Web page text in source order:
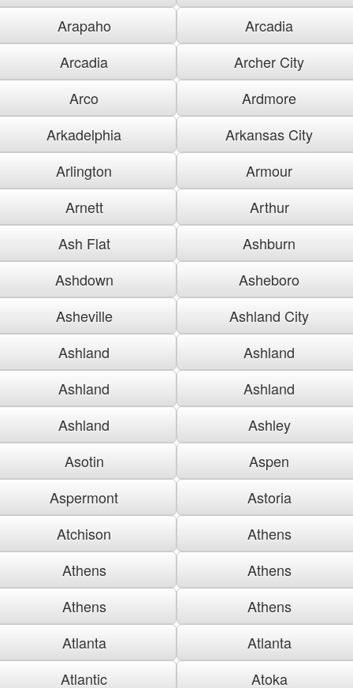
Arapaho
Arcadia
Arcadia
Archer City
Arco
Ardmore
Arkadelphia
Arkansas City
Arlington
Armour
Arnett
Arthur
Ash Flat
Ashburn
Ashdown
Asheboro
Asheville
Ashland City
Ashland
Ashland
Ashland
Ashland
Ashland
Ashley
Asotin
Aspen
Aspermont
Astoria
Atchison
Athens
Athens
Athens
Athens
Athens
Atlanta
Atlanta
Atlantic
Atoka